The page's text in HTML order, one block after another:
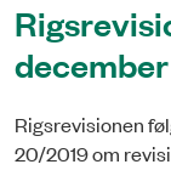
Rigsrevisionen
20/2019 om